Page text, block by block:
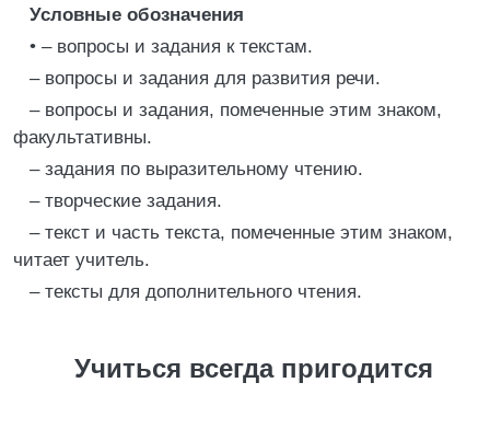
Условные обозначения
• – вопросы и задания к текстам.
– вопросы и задания для развития речи.
– вопросы и задания, помеченные этим знаком,
факультативны.
– задания по выразительному чтению.
– творческие задания.
– текст и часть текста, помеченные этим знаком,
читает учитель.
– тексты для дополнительного чтения.
Учиться всегда пригодится